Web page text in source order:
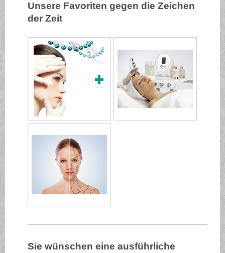
Unsere Favoriten gegen die Zeichen
der Zeit
Sie wünschen eine ausführliche